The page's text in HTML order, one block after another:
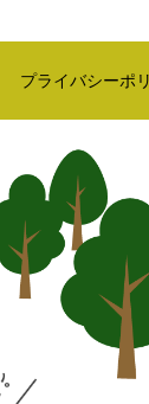
プライバシーポ